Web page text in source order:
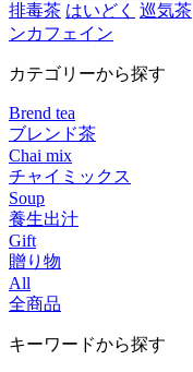
排毒茶 はいどく 巡気茶
ンカフェイン
カテゴリーから探す
Brend tea
ブレンド茶
Chai mix
チャイミックス
Soup
養生出汁
Gift
贈り物
All
全商品
キーワードから探す